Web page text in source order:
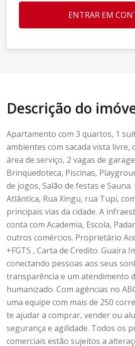
ENTRAR
Descrição do
Apartamento com 3 quartos, 1
ambientes com sacada vista livre,
área de serviço, 2 vagas de
Brinquedoteca, Piscinas,
de jogos, Salão de festas e Sauna.
Atlântica, Rua Xingu, rua Tupi,
principais vias da cidade. A
conta com Academia, Escola,
outros comércios. Proprietário
+FGTS , Carta de Credito. Guaíra
conectando pessoas aos seus
transparência e um atendimento
humanizado. Com agências no
uma equipe com mais de 250
te ajudar a comprar, vender ou
segurança e agilidade. Todos os
comerciais estão sujeitos a